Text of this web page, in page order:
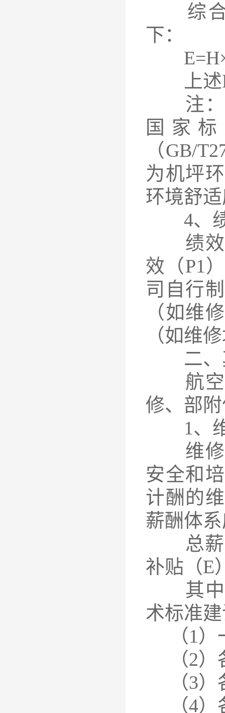
综合
下：
上述
注：
国家
（GB/
为机坪
环境舒
4、绩
绩效
效（P1
司自行
（如维
（如维
二、
航空
修、部
1、维
维修
安全和
计酬的
薪酬体
总薪
补贴（E
其中
术标准
（1）
（2）
（3）
（4）